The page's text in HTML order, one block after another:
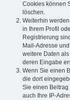
Cookies können
löschen.
Weiterhin
in Ihrem Profil
Registrierung
Mail-Adresse
weitere Daten
deren Eingabe
Wenn Sie einen
die dort
Sie einen
auch Ihre IP-